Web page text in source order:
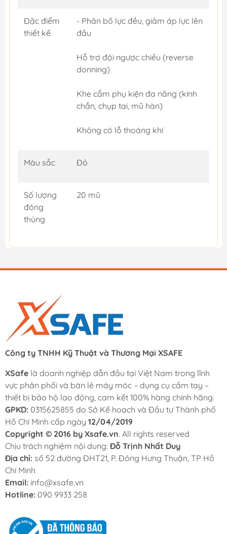
Đặc điểm
thiết kế
- Phân bố lực đều, giảm áp lực lên
đầu
Hỗ trợ đội ngược chiều (reverse
donning)
Khe cắm phụ kiện đa năng (kính
chắn, chụp tai, mũ hàn)
Không có lỗ thoáng khí
Màu sắc Đỏ
Số lượng
đóng
thùng
20 mũ
Công ty TNHH Kỹ Thuật và Thương Mại XSAFE
XSafe là doanh nghiệp dẫn đầu tại Việt Nam trong lĩnh
vực phân phối và bán lẻ máy móc – dụng cụ cầm tay –
thiết bị bảo hộ lao động, cam kết 100% hàng chính hãng.
GPKD: 0315625855 do Sở Kế hoạch và Đầu tư Thành phố
Hồ Chí Minh cấp ngày 12/04/2019
Copyright © 2016 by Xsafe.vn. All rights reserved
Chịu trách nghiệm nội dung: Đỗ Trịnh Nhất Duy
Địa chỉ: số 52 đường ĐHT21, P. Đông Hưng Thuận, TP Hồ
Chí Minh
Email: info@xsafe.vn
Hotline: 090 9933 258